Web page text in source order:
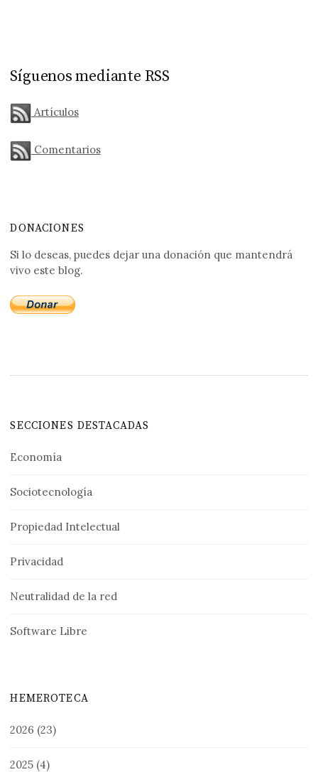
Síguenos mediante RSS
Artículos
Comentarios
DONACIONES
Si lo deseas, puedes dejar una donación que mantendrá
vivo este blog.
SECCIONES DESTACADAS
Economía
Sociotecnología
Propiedad Intelectual
Privacidad
Neutralidad de la red
Software Libre
HEMEROTECA
2026 (23)
2025 (4)